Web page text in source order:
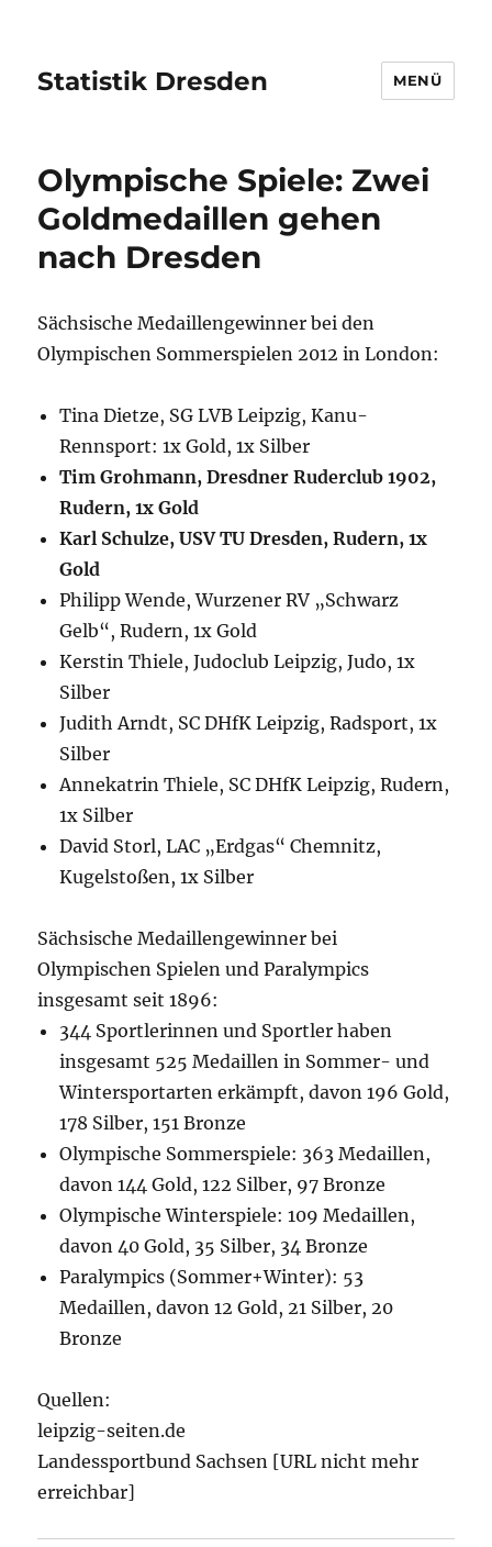
Statistik Dresden MENÜ
Olympische Spiele: Zwei
Goldmedaillen gehen
nach Dresden
Sächsische Medaillengewinner bei den
Olympischen Sommerspielen 2012 in London:
Tina Dietze, SG LVB Leipzig, Kanu-
Rennsport: 1x Gold, 1x Silber
Tim Grohmann, Dresdner Ruderclub 1902,
Rudern, 1x Gold
Karl Schulze, USV TU Dresden, Rudern, 1x
Gold
Philipp Wende, Wurzener RV „Schwarz
Gelb“, Rudern, 1x Gold
Kerstin Thiele, Judoclub Leipzig, Judo, 1x
Silber
Judith Arndt, SC DHfK Leipzig, Radsport, 1x
Silber
Annekatrin Thiele, SC DHfK Leipzig, Rudern,
1x Silber
David Storl, LAC „Erdgas“ Chemnitz,
Kugelstoßen, 1x Silber
Sächsische Medaillengewinner bei
Olympischen Spielen und Paralympics
insgesamt seit 1896:
344 Sportlerinnen und Sportler haben
insgesamt 525 Medaillen in Sommer- und
Wintersportarten erkämpft, davon 196 Gold,
178 Silber, 151 Bronze
Olympische Sommerspiele: 363 Medaillen,
davon 144 Gold, 122 Silber, 97 Bronze
Olympische Winterspiele: 109 Medaillen,
davon 40 Gold, 35 Silber, 34 Bronze
Paralympics (Sommer+Winter): 53
Medaillen, davon 12 Gold, 21 Silber, 20
Bronze
Quellen:
leipzig-seiten.de
Landessportbund Sachsen [URL nicht mehr
erreichbar]